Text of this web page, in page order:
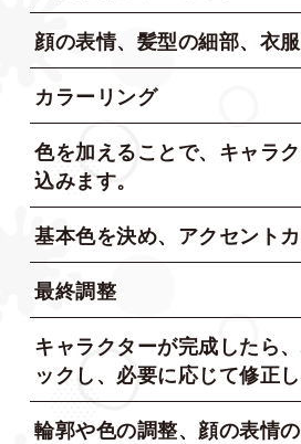
顔の表情、髪型の細部、衣
カラーリング
色を加えることで、キャラ
込みます。
基本色を決め、アクセント
最終調整
キャラクターが完成したら
ックし、必要に応じて修正し
輪郭や色の調整、顔の表情